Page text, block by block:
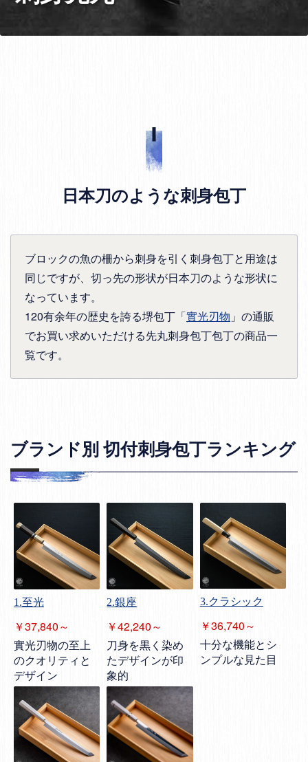
日本刀のような刺身包丁
ブロックの魚の柵から刺身を引く刺身包丁と用途は
同じですが、切っ先の形状が日本刀のような形状に
なっています。
120有余年の歴史を誇る堺包丁「實光刃物 」の通販
でお買い求めいただける先丸刺身包丁包丁の商品一
覧です。
ブランド別 切付刺身包丁ランキング
1.至光
￥37,840～
實光刃物の至上
のクオリティと
デザイン
2.銀座
￥42,240～
刀身を黒く染め
たデザインが印
象的
3.クラシック
￥36,740～
十分な機能とシ
ンプルな見た目